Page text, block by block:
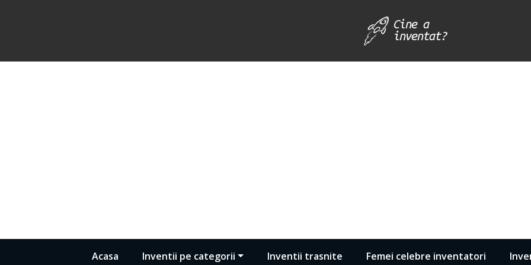
Acasa Inventii pe categorii Inventii trasnite Femei celebre inventatori